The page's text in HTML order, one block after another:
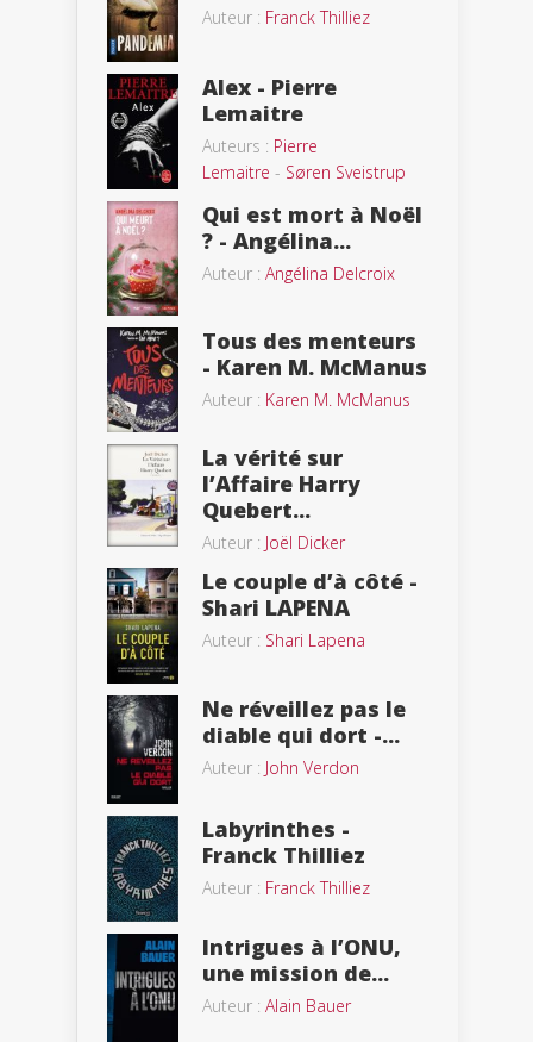
Auteur : Franck Thilliez
Alex - Pierre
Lemaitre
Auteurs : Pierre
Lemaitre - Søren Sveistrup
Qui est mort à Noël
? - Angélina...
Auteur : Angélina Delcroix
Tous des menteurs
- Karen M. McManus
Auteur : Karen M. McManus
La vérité sur
l’Affaire Harry
Quebert...
Auteur : Joël Dicker
Le couple d’à côté -
Shari LAPENA
Auteur : Shari Lapena
Ne réveillez pas le
diable qui dort -...
Auteur : John Verdon
Labyrinthes -
Franck Thilliez
Auteur : Franck Thilliez
Intrigues à l’ONU,
une mission de...
Auteur : Alain Bauer